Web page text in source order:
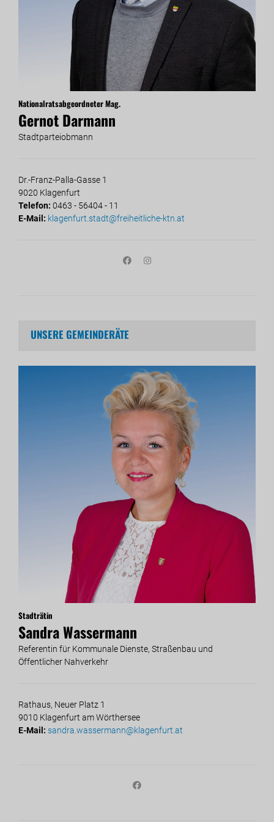
Nationalratsabgeordneter Mag.
Gernot Darmann
Stadtparteiobmann
Dr.-Franz-Palla-Gasse 1
9020 Klagenfurt
Telefon: 0463 - 56404 - 11
E-Mail: klagenfurt.stadt@freiheitliche-ktn.at
UNSERE GEMEINDERÄTE
Stadträtin
Sandra Wassermann
Referentin für Kommunale Dienste, Straßenbau und
Öffentlicher Nahverkehr
Rathaus, Neuer Platz 1
9010 Klagenfurt am Wörthersee
E-Mail: sandra.wassermann@klagenfurt.at